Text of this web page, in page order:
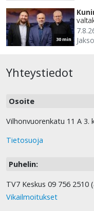
30 min
Yhteystiedot
Osoite
Vilhonvuorenkatu 11 A 3.
Tietosuoja
Puhelin:
TV7 Keskus 09 756 2510
Vikailmoitukset